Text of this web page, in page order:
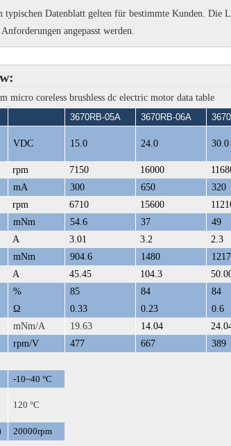
typischen Datenblatt gelten für bestimmte Kunden. Die
angepasst werden.
micro coreless brushless dc electric motor data table
3670RB-05A 3670RB-06A
VDC 15.0 24.0 30.0
rpm 7150 16000
mA 300 650
320
rpm 6710 15600
mNm 54.6 37
49
A 3.01 3.2
2.3
mNm 904.6 1480
A 45.45 104.3
% 85 84
84
Ω 0.33 0.23
0.6
mNm/A 19.63 14.04
rpm/V 477 667 389
-10~40 °C
120 °C
20000rpm